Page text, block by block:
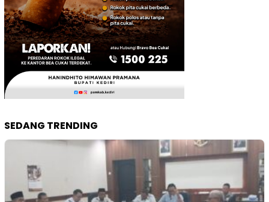
SEDANG TRENDING